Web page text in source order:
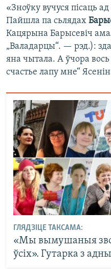
«Зноўку вучуся пісаць
Пайшла па сьлядах
Кацярына Барысевіч
„Валадарцы“. — рэд.):
яна чытала. А ўчора
счастье лапу мне“
ГЛЯДЗІЦЕ ТАКСАМА:
«Мы вымушаныя
ўсіх». Гутарка з